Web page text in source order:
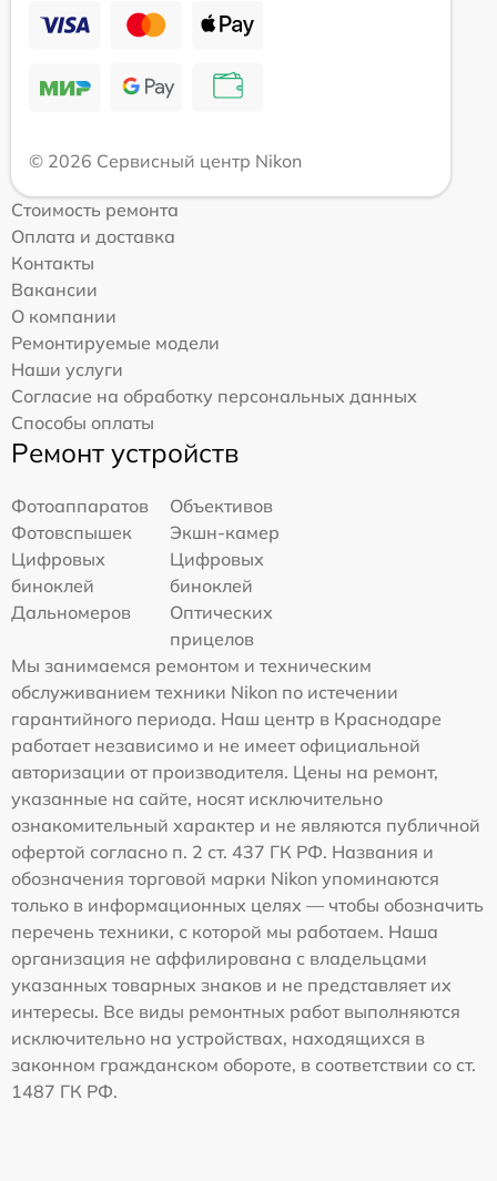
© 2026 Сервисный центр Nikon
Стоимость ремонта
Оплата и доставка
Контакты
Вакансии
О компании
Ремонтируемые модели
Наши услуги
Согласие на обработку персональных данных
Способы оплаты
Ремонт устройств
Фотоаппаратов
Объективов
Фотовспышек
Экшн-камер
Цифровых
биноклей
Цифровых
биноклей
Дальномеров
Оптических
прицелов
Мы занимаемся ремонтом и техническим
обслуживанием техники Nikon по истечении
гарантийного периода. Наш центр в Краснодаре
работает независимо и не имеет официальной
авторизации от производителя. Цены на ремонт,
указанные на сайте, носят исключительно
ознакомительный характер и не являются публичной
офертой согласно п. 2 ст. 437 ГК РФ. Названия и
обозначения торговой марки Nikon упоминаются
только в информационных целях — чтобы обозначить
перечень техники, с которой мы работаем. Наша
организация не аффилирована с владельцами
указанных товарных знаков и не представляет их
интересы. Все виды ремонтных работ выполняются
исключительно на устройствах, находящихся в
законном гражданском обороте, в соответствии со ст.
1487 ГК РФ.